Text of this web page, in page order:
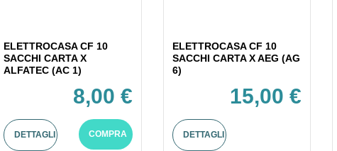
ELETTROCASA CF 10
SACCHI CARTA X
ALFATEC (AC 1)
8,00 €
DETTAGLI COMPRA
ELETTROCASA CF 10
SACCHI CARTA X AEG (AG
6)
15,00 €
DETTAGLI